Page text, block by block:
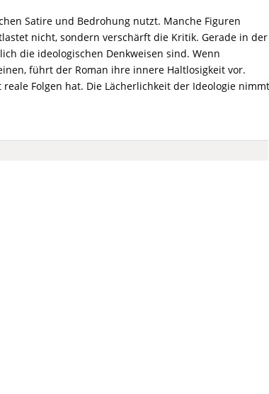
Satire und Bedrohung nutzt. Manche Figuren
nicht, sondern verschärft die Kritik. Gerade in der
die ideologischen Denkweisen sind. Wenn
führt der Roman ihre innere Haltlosigkeit vor.
Folgen hat. Die Lächerlichkeit der Ideologie